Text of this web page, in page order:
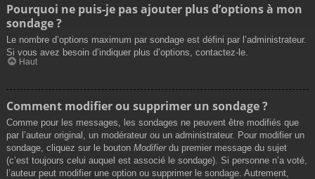
Pourquoi ne puis-je pas ajouter plus d’options à mon
sondage ?
Le nombre d’options maximum par sondage est défini par l’administrateur.
Si vous avez besoin d’indiquer plus d’options, contactez-le.
Haut
Comment modifier ou supprimer un sondage ?
Comme pour les messages, les sondages ne peuvent être modifiés que
par l’auteur original, un modérateur ou un administrateur. Pour modifier un
sondage, cliquez sur le bouton Modifierdu premier message du sujet
(c’est toujours celui auquel est associé le sondage). Si personne n’a voté,
l’auteur peut modifier une option ou supprimer le sondage. Autrement,